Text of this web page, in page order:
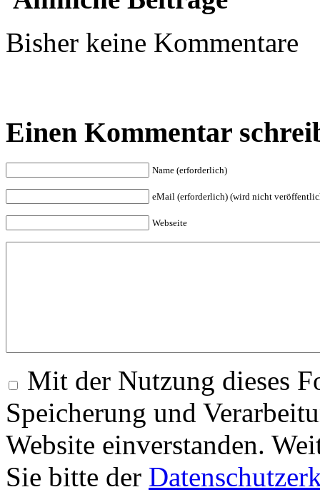
Bisher keine Kommentare
Einen Kommentar
Name (erforderlich)
eMail (erforderlich) (wird nicht
Webseite
Mit der Nutzung dieses
Speicherung und
Website einverstanden.
Sie bitte der